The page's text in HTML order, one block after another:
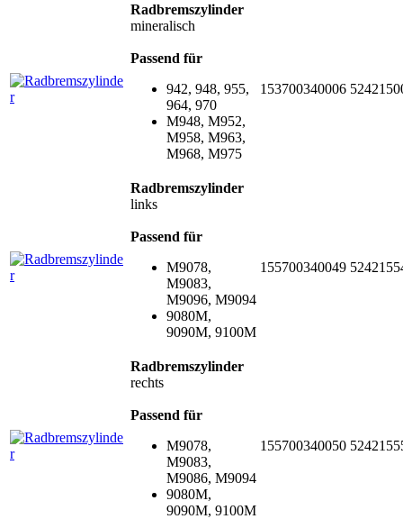
Radbremszylinder
mineralisch
Passend für
942, 948, 955,
964, 970
M948, M952,
M958, M963,
M968, M975
153700340006
Radbremszylinder
links
Passend für
M9078,
M9083,
M9096, M9094
9080M,
9090M, 9100M
155700340049
Radbremszylinder
rechts
Passend für
M9078,
M9083,
M9086, M9094
9080M,
9090M, 9100M
155700340050